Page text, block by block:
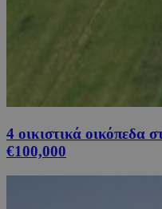
4 οικιστικά οικόπεδα
€100,000